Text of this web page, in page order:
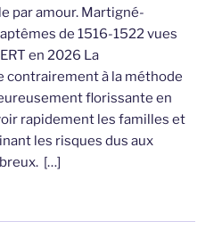
par amour. Martigné-
de 1516-1522 vues
en 2026 La
à la méthode
florissante en
rapidement les familles et
les risques dus aux
[…]